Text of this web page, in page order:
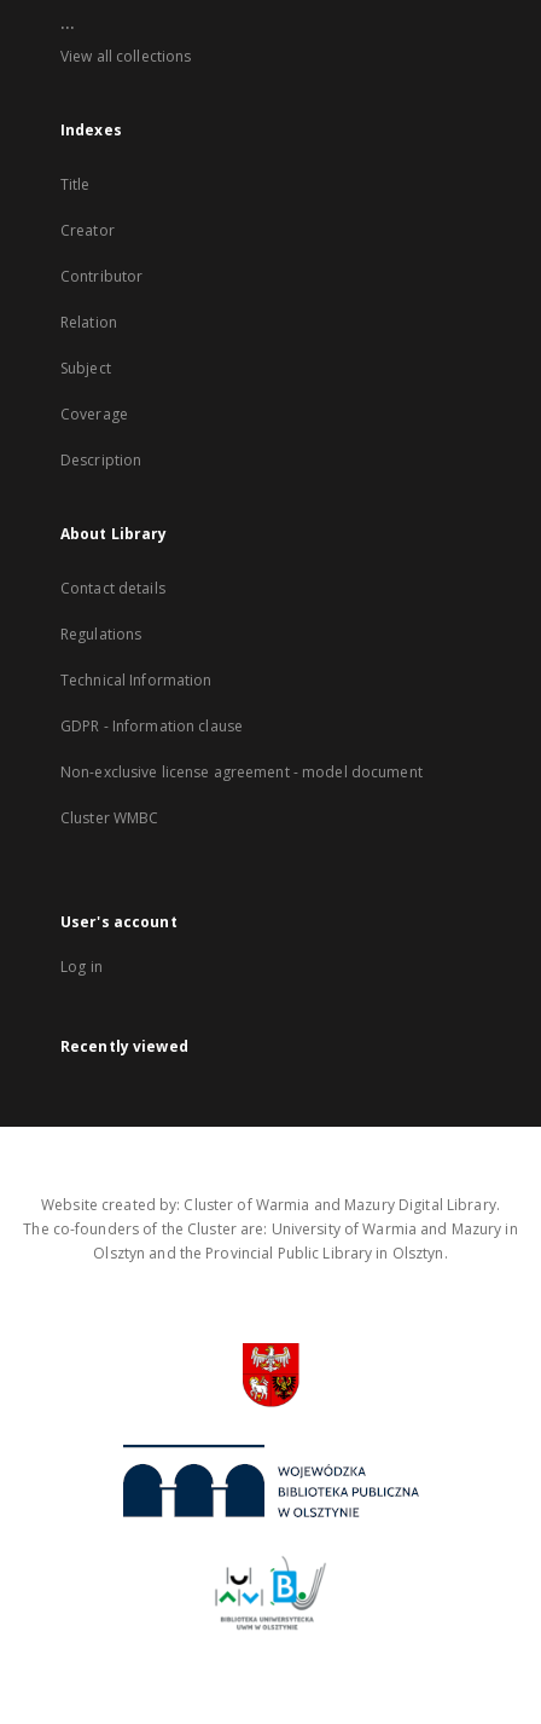
...
View all collections
Indexes
Title
Creator
Contributor
Relation
Subject
Coverage
Description
About Library
Contact details
Regulations
Technical Information
GDPR - Information clause
Non-exclusive license agreement - model document
Cluster WMBC
User's account
Log in
Recently viewed
Website created by: Cluster of Warmia and Mazury Digital Library.
The co-founders of the Cluster are: University of Warmia and Mazury in
Olsztyn and the Provincial Public Library in Olsztyn.